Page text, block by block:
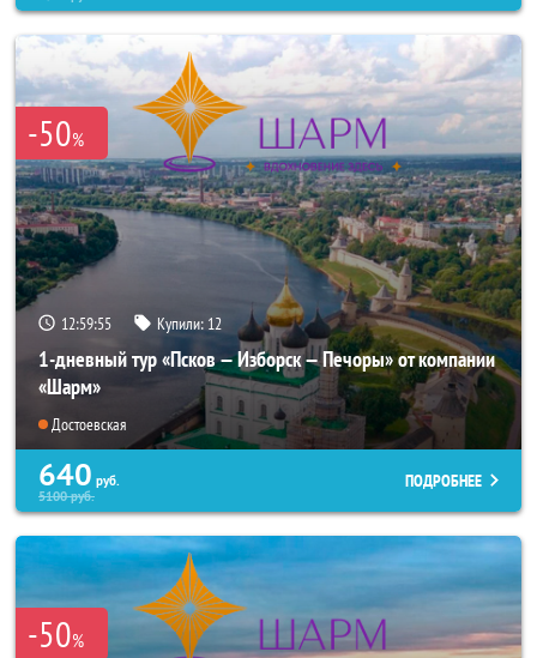
-50%
12:59:52 Купили: 12
1-дневный тур «Псков — Изборск — Печоры» от компании
«Шарм»
Достоевская
640 руб.
5100руб.
ПОДРОБНЕЕ
-50%